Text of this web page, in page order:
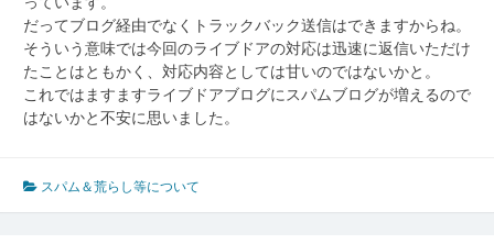
だってブログ経由でなくトラックバック送信はできますからね。
そういう意味では今回のライブドアの対応は迅速に返信いただけ
たことはともかく、対応内容としては甘いのではないかと。
これではますますライブドアブログにスパムブログが増えるので
はないかと不安に思いました。
スパム＆荒らし等について